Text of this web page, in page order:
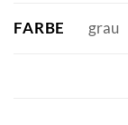
FARBE grau